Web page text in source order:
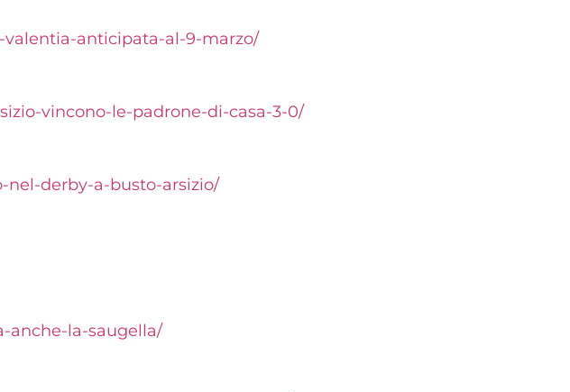
valentia-anticipata-al-9-marzo/
vincono-le-padrone-di-casa-3-0/
nel-derby-a-busto-arsizio/
anche-la-saugella/